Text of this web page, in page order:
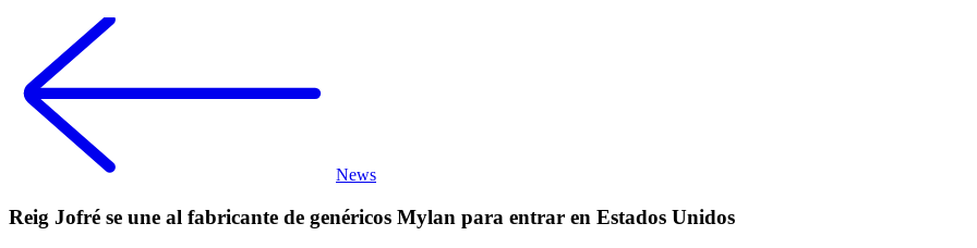
News
Reig Jofré se une al fabricante de genéricos Mylan para entrar en Estados Unidos